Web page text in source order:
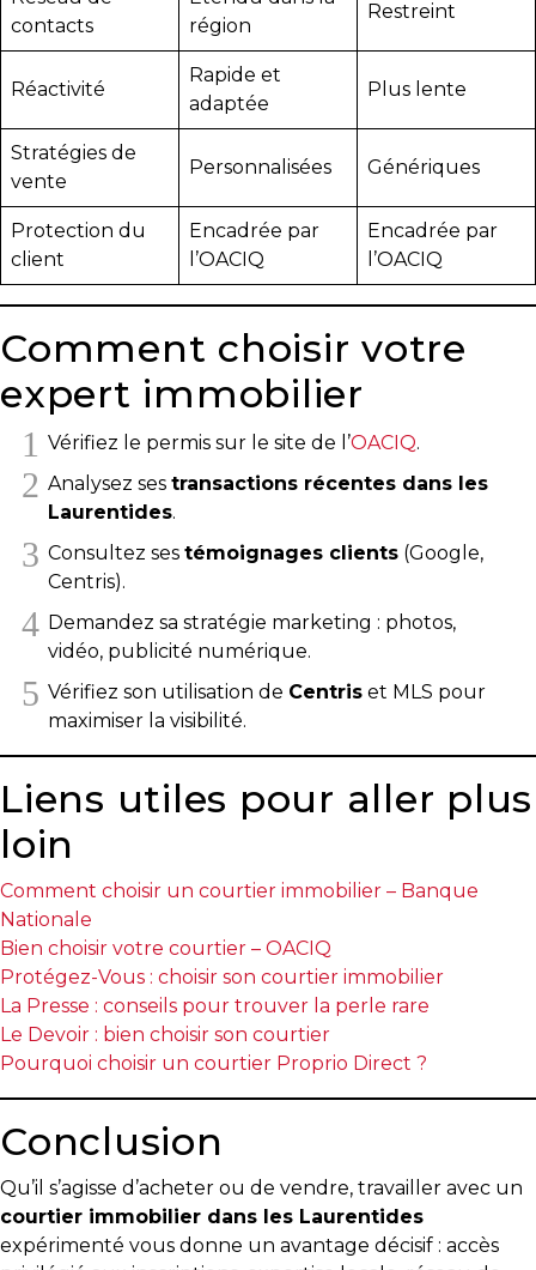
contacts
région
Restreint
Réactivité
Rapide et
adaptée
Plus lente
Stratégies de
vente
Personnalisées Génériques
Protection du
client
Encadrée par
l’OACIQ
Encadrée par
l’OACIQ
Comment choisir votre
expert immobilier
Vérifiez le permis sur le site de l’OACIQ.
Analysez ses transactions récentes dans les
Laurentides.
Consultez ses témoignages clients (Google,
Centris).
Demandez sa stratégie marketing : photos,
vidéo, publicité numérique.
Vérifiez son utilisation de Centris et MLS pour
maximiser la visibilité.
Liens utiles pour aller plus
loin
Comment choisir un courtier immobilier – Banque
Nationale
Bien choisir votre courtier – OACIQ
Protégez-Vous : choisir son courtier immobilier
La Presse : conseils pour trouver la perle rare
Le Devoir : bien choisir son courtier
Pourquoi choisir un courtier Proprio Direct ?
Conclusion
Qu’il s’agisse d’acheter ou de vendre, travailler avec un
courtier immobilier dans les Laurentides
expérimenté vous donne un avantage décisif : accès